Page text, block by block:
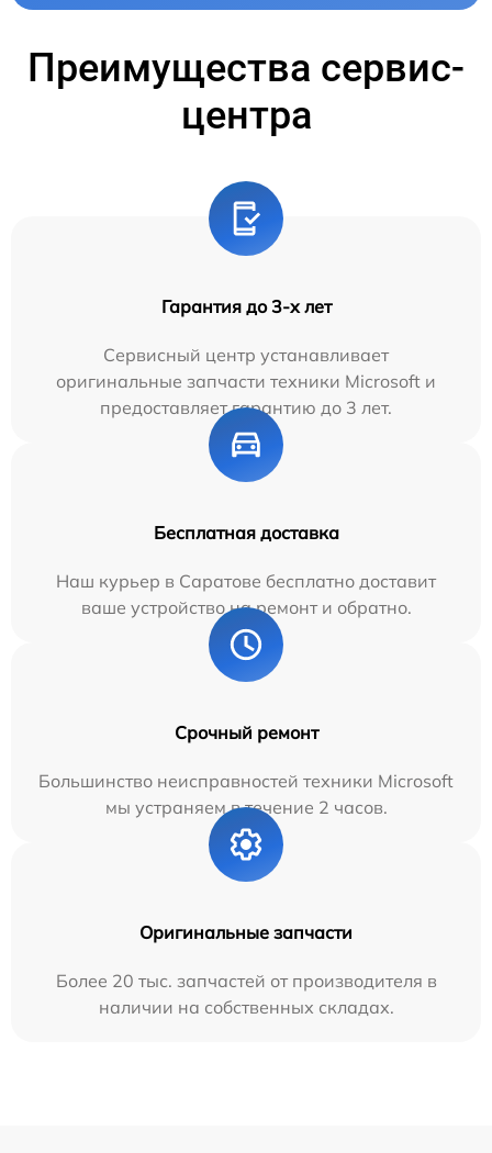
Преимущества сервис-
центра
Гарантия до 3-х лет
Сервисный центр устанавливает
оригинальные запчасти техники Microsoft и
предоставляет гарантию до 3 лет.
Бесплатная доставка
Наш курьер в Саратове бесплатно доставит
ваше устройство на ремонт и обратно.
Срочный ремонт
Большинство неисправностей техники Microsoft
мы устраняем в течение 2 часов.
Оригинальные запчасти
Более 20 тыс. запчастей от производителя в
наличии на собственных складах.